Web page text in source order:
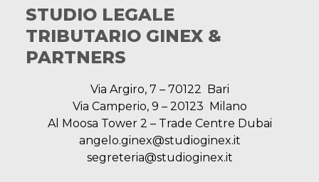
STUDIO LEGALE
TRIBUTARIO GINEX &
PARTNERS
Via Argiro, 7 – 70122 Bari
Via Camperio, 9 – 20123 Milano
Al Moosa Tower 2 – Trade Centre Dubai
angelo.ginex@studioginex.it
segreteria@studioginex.it